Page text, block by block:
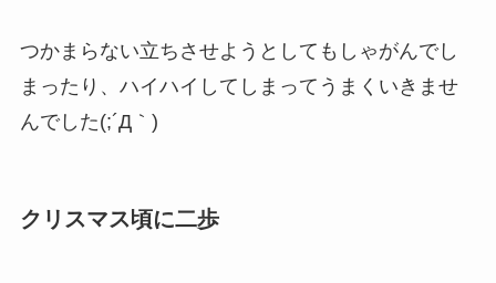
つかまらない立ちさせようとしてもしゃがんでし
まったり、ハイハイしてしまってうまくいきませ
んでした(;´Д｀)
クリスマス頃に二歩